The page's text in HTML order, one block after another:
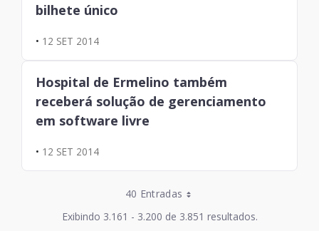
bilhete único
• 12 SET 2014
Hospital de Ermelino também
receberá solução de gerenciamento
em software livre
• 12 SET 2014
40 Entradas
Entradas por Página
Entradas por Página
Exibindo 3.161 - 3.200 de 3.851 resultados.